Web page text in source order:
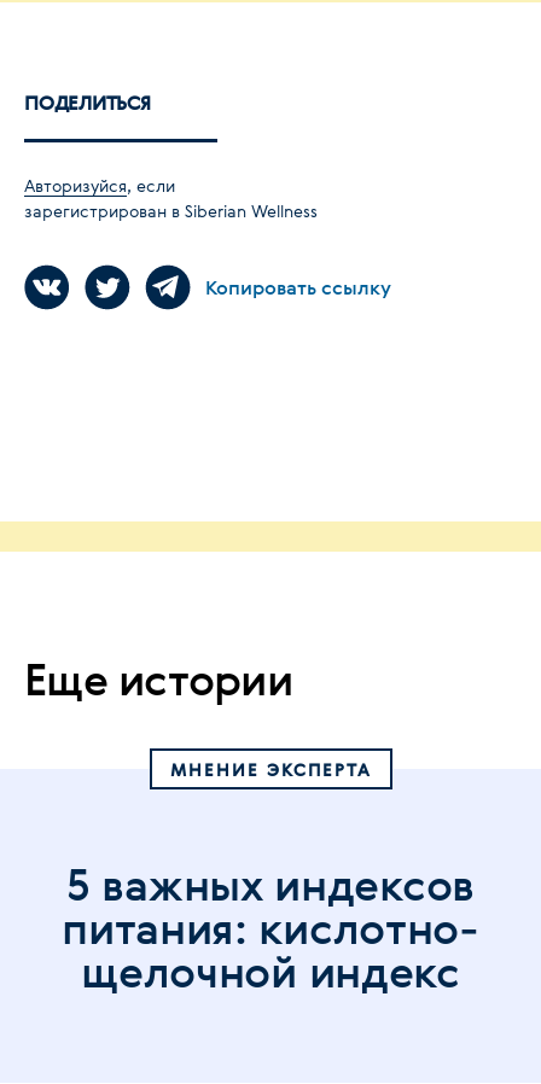
ПОДЕЛИТЬСЯ
Авторизуйся, если
зарегистрирован в Siberian Wellness
Копировать ссылку
Еще истории
МНЕНИЕ ЭКСПЕРТА
5 важных индексов
питания: кислотно-
щелочной индекс